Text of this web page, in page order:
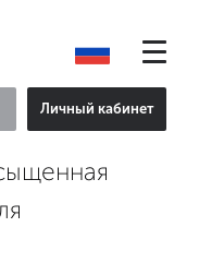
Личный кабинет